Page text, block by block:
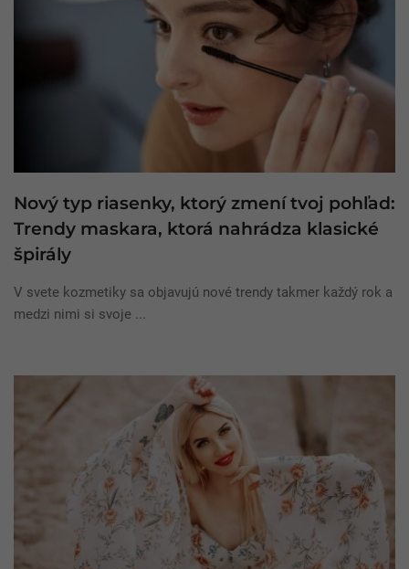
Nový typ riasenky, ktorý zmení tvoj pohľad:
Trendy maskara, ktorá nahrádza klasické
špirály
V svete kozmetiky sa objavujú nové trendy takmer každý rok a
medzi nimi si svoje ...